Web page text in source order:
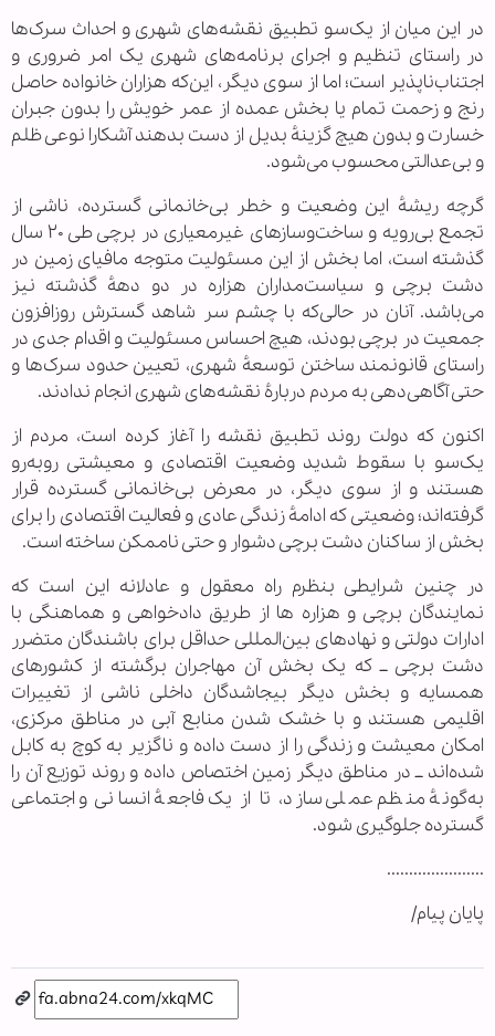
در این میان از یک‌سو تطبیق نقشه‌های شهری و احداث سرک‌ها
در راستای تنظیم و اجرای برنامه‌های شهری یک امر ضروری و
اجتناب‌ناپذیر است؛ اما از سوی دیگر، این‌که هزاران خانواده حاصل
رنج و زحمت تمام یا بخش عمده از عمر خویش را بدون جبران
خسارت و بدون هیچ گزینهٔ بدیل از دست بدهند آشکارا نوعی ظلم
و بی‌عدالتی محسوب می‌شود.
گرچه ریشهٔ این وضعیت و خطر بی‌خانمانی گسترده، ناشی از
تجمع بی‌رویه و ساخت‌وسازهای غیرمعیاری در برچی طی ۲۰ سال
گذشته است، اما بخش از این مسئولیت متوجه مافیای زمین در
دشت برچی و سیاست‌مداران هزاره در دو دههٔ گذشته نیز
می‌باشد. آنان در حالی‌که با چشم سر شاهد گسترش روزافزون
جمعیت در برچی بودند، هیچ احساس مسئولیت و اقدام جدی در
راستای قانونمند ساختن توسعهٔ شهری، تعیین حدود سرک‌ها و
حتی آگاهی‌دهی به مردم دربارهٔ نقشه‌های شهری انجام ندادند.
اکنون که دولت روند تطبیق نقشه را آغاز کرده است، مردم از
یک‌سو با سقوط شدید وضعیت اقتصادی و معیشتی روبه‌رو
هستند و از سوی دیگر، در معرض بی‌خانمانی گسترده قرار
گرفته‌اند؛ وضعیتی که ادامهٔ زندگی عادی و فعالیت اقتصادی را برای
بخش از ساکنان دشت برچی دشوار و حتی ناممکن ساخته است.
در چنین شرایطی بنظرم راه معقول و عادلانه این است که
نمایندگان برچی و هزاره ها از طریق دادخواهی و هماهنگی با
ادارات دولتی و نهادهای بین‌المللی حداقل برای باشندگان متضرر
دشت برچی ــ که یک بخش آن مهاجران برگشته از کشورهای
همسایه و بخش دیگر بیجاشدگان داخلی ناشی از تغییرات
اقلیمی هستند و با خشک شدن منابع آبی در مناطق مرکزی،
امکان معیشت و زندگی را از دست داده و ناگزیر به کوچ به کابل
شده‌اند ــ در مناطق دیگر زمین اختصاص داده و روند توزیع آن را
به‌گونهٔ منظم عملی سازد، تا از یک فاجعهٔ انسانی و اجتماعی
گسترده جلوگیری شود.
......................
پایان پیام/